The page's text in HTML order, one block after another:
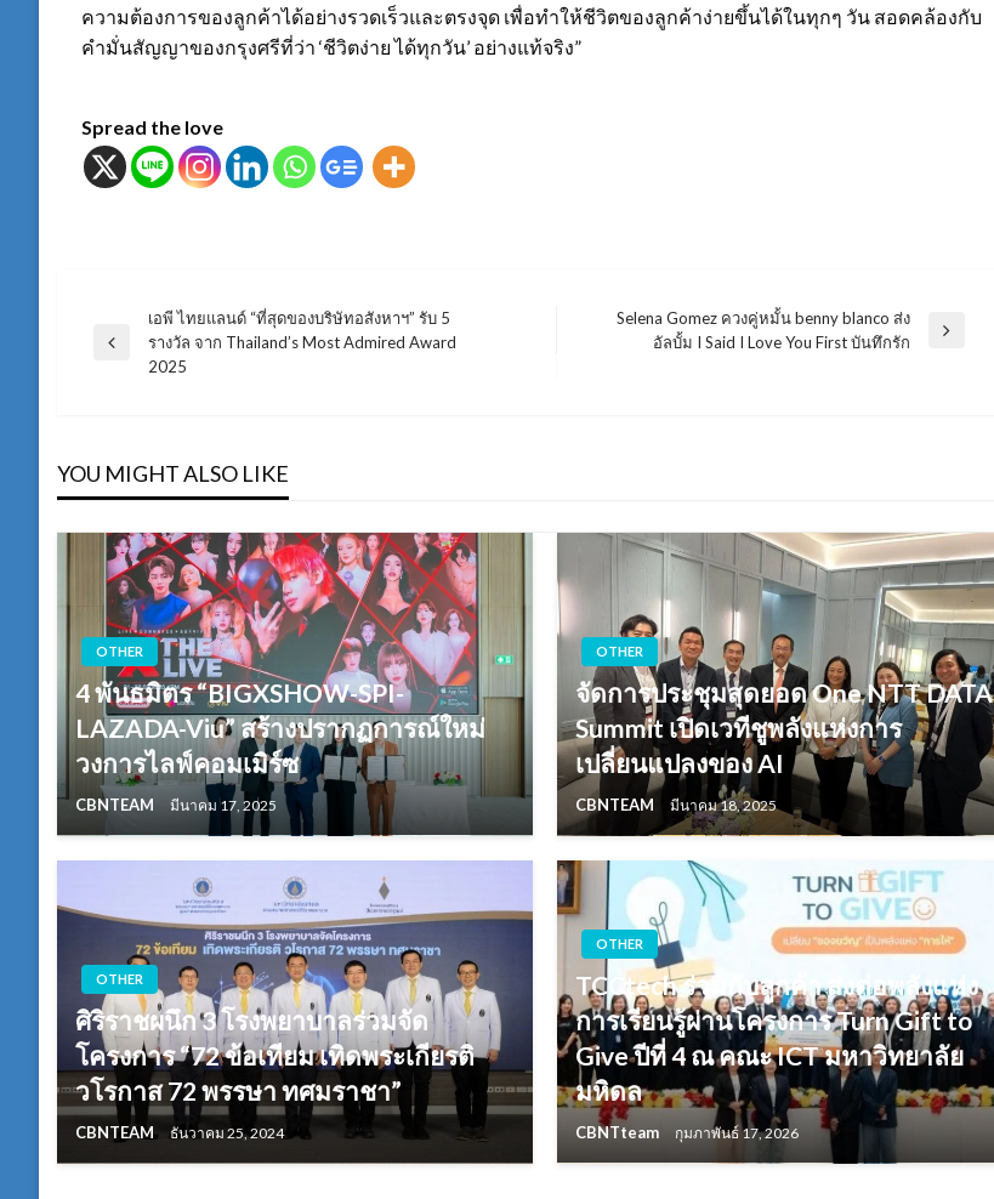
ความต้องการของลูกค้าได้อย่างรวดเร็วและตรงจุด เพื่อทำให้ชีวิตของลูกค้าง่ายขึ้นได้ในทุกๆ วัน สอดคล้องกับ
คำมั่นสัญญาของกรุงศรีที่ว่า ‘ชีวิตง่าย ได้ทุกวัน’ อย่างแท้จริง”
Spread the love
แนะแนว
Previous
เอพี ไทยแลนด์ “ที่สุดของบริษัทอสังหาฯ” รับ 5
รางวัล จาก Thailand’s Most Admired Award
2025
Selena Gomez ควงคู่หมั้น benny blanco ส่ง
อัลบั้ม I Said I Love You First บันทึกรัก
YOU MIGHT ALSO LIKE
OTHER
4 พันธมิตร “BIGXSHOW-SPI-
LAZADA-Viu” สร้างปรากฏการณ์ใหม่
วงการไลฟ์คอมเมิร์ซ
CBNTEAM มีนาคม 17, 2025
OTHER
จัดการประชุมสุดยอด One NTT DATA
Summit เปิดเวทีชูพลังแห่งการ
เปลี่ยนแปลงของ AI
CBNTEAM มีนาคม 18, 2025
OTHER
ศิริราชผนึก 3 โรงพยาบาลร่วมจัด
โครงการ “72 ข้อเทียม เทิดพระเกียรติ
วโรกาส 72 พรรษา ทศมราชา”
CBNTEAM ธันวาคม 25, 2024
OTHER
TCCtech ร่วมกับลูกค้า ส่งต่อพลังแห่ง
การเรียนรู้ผ่านโครงการ Turn Gift to
Give ปีที่ 4 ณ คณะ ICT มหาวิทยาลัย
มหิดล
CBNTteam กุมภาพันธ์ 17, 2026